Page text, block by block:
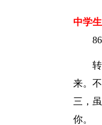
中学
来。
三，
你。